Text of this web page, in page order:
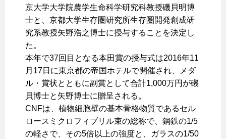
京大学大学院農学生命科学研究科教授磯貝明博
士と、京都大学生存圏研究所生存圏開発創成研
究系教授矢野浩之博士に授与することを決定し
た。
本年で37回目となる本田賞の授与式は2016年11
月17日に東京都の帝国ホテルで開催され、メダ
ル・賞状とともに副賞として合計1,000万円が磯
貝博士と矢野博士に贈呈される。
CNFは、植物細胞壁の基本骨格物質であるセル
ロースミクロフィブリル束の総称で、鋼鉄の1/5
の軽さで、その5倍以上の強度と、ガラスの1/50